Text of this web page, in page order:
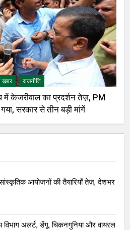
ख़बर राजनीति
में केजरीवाल का प्रदर्शन तेज़, PM
सरकार से तीन बड़ी मांगें
आयोजनों की तैयारियाँ तेज़, देशभर
विभाग अलर्ट, डेंगू, चिकनगुनिया और वायरल